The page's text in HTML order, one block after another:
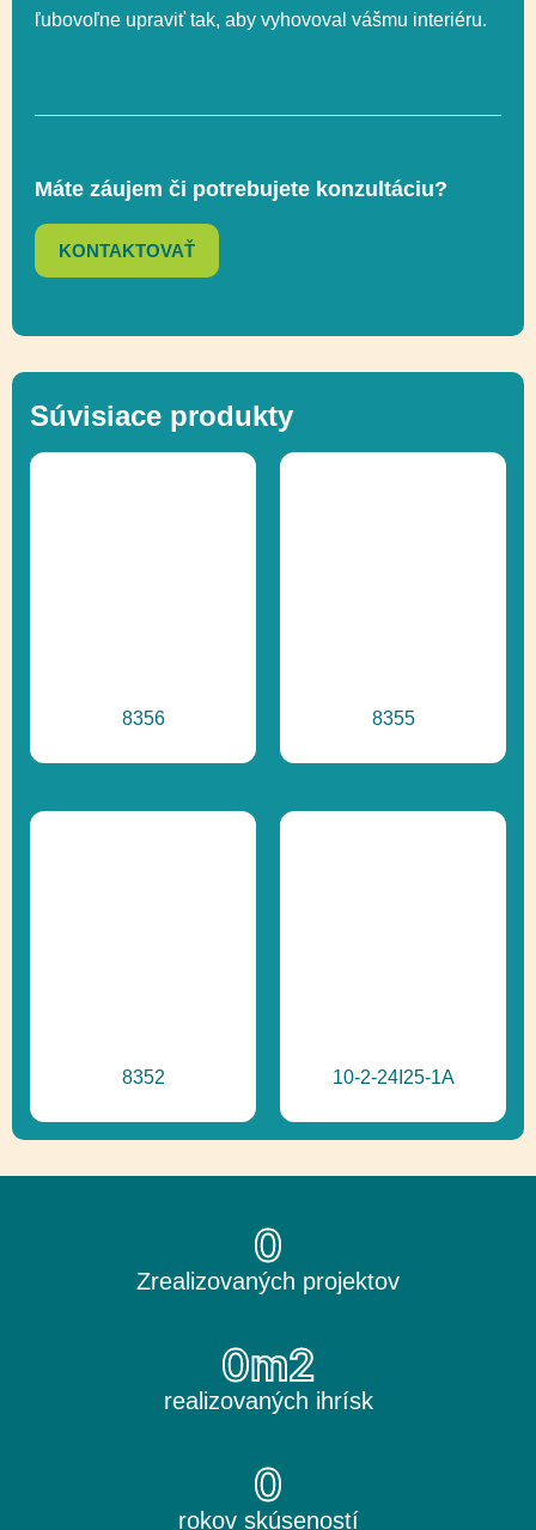
ľubovoľne upraviť tak, aby vyhovoval vášmu interiéru.
Máte záujem či potrebujete konzultáciu?
KONTAKTOVAŤ
Súvisiace produkty
8356 8355
8352 10-2-24I25-1A
Zrealizovaných projektov
0
realizovaných ihrísk
0m2
rokov skúseností
0